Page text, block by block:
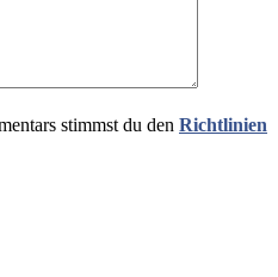
stimmst du den Richtlinien